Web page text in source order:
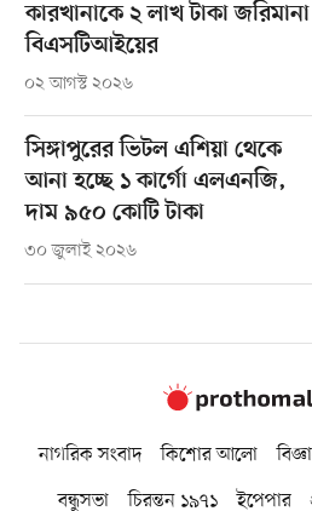
কারখানাকে ২ লাখ টাকা জরিমানা
বিএসটিআইয়ের
০২ আগস্ট ২০২৬
সিঙ্গাপুরের ভিটল এশিয়া থেকে
আনা হচ্ছে ১ কার্গো এলএনজি,
দাম ৯৫০ কোটি টাকা
৩০ জুলাই ২০২৬
নাগরিক সংবাদ কিশোর আলো
বন্ধুসভা
চিরন্তন ১৯৭১ ইপেপার